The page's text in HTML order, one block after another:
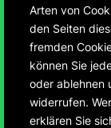
75
Arten von
den Seiten
fremden
können Sie
oder ablehnen
widerrufen.
erklären Sie